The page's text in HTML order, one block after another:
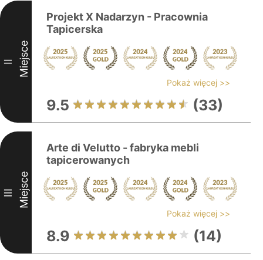
II Miejsce
Projekt X Nadarzyn - Pracownia
Tapicerska
Pokaż więcej >>
9.5 (33)
III Miejsce
Arte di Velutto - fabryka mebli
tapicerowanych
Pokaż więcej >>
8.9 (14)